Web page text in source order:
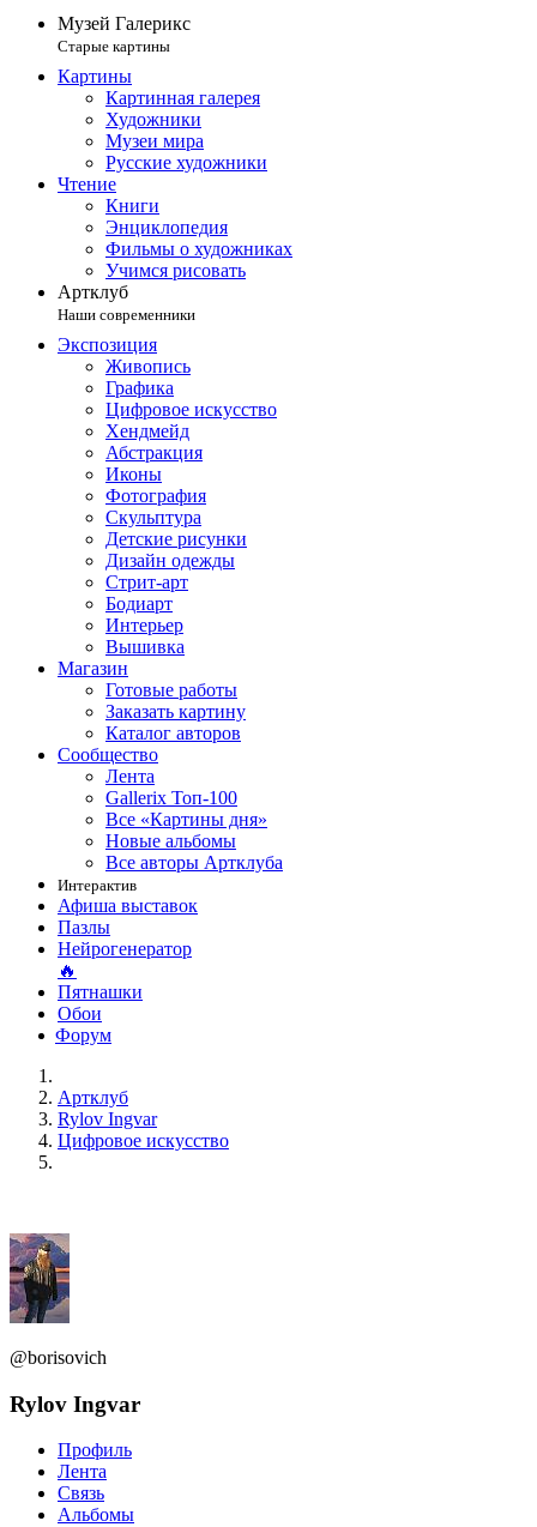
Музей Галерикс
Старые картины
Картины
Картинная галерея
Художники
Музеи мира
Русские художники
Чтение
Книги
Энциклопедия
Фильмы о художниках
Учимся рисовать
Артклуб
Наши современники
Экспозиция
Живопись
Графика
Цифровое искусство
Хендмейд
Абстракция
Иконы
Фотография
Скульптура
Детские рисунки
Дизайн одежды
Стрит-арт
Бодиарт
Интерьер
Вышивка
Магазин
Готовые работы
Заказать картину
Каталог авторов
Сообщество
Лента
Gallerix Топ-100
Все «Картины дня»
Новые альбомы
Все авторы Артклуба
Интерактив
Афиша выставок
Пазлы
Нейрогенератор
🔥
Пятнашки
Обои
Форум
Артклуб
Rylov Ingvar
Цифровое искусство
@borisovich
Rylov Ingvar
Профиль
Лента
Связь
Альбомы